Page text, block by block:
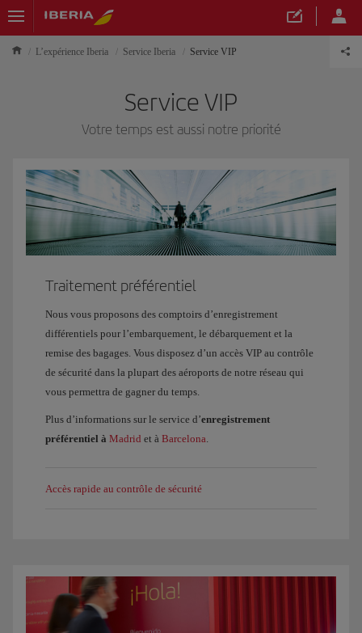
L’expérience Iberia Service Iberia Service VIP
Service VIP
Votre temps est aussi notre priorité
Traitement préférentiel
Nous vous proposons des comptoirs d’enregistrement
différentiels pour l’embarquement, le débarquement et la
remise des bagages. Vous disposez d’un accès VIP au contrôle
de sécurité dans la plupart des aéroports de notre réseau qui
vous permettra de gagner du temps.
Plus d’informations sur le service d’enregistrement
préférentiel à Madrid et à Barcelona
Accès rapide au contrôle de sécurité